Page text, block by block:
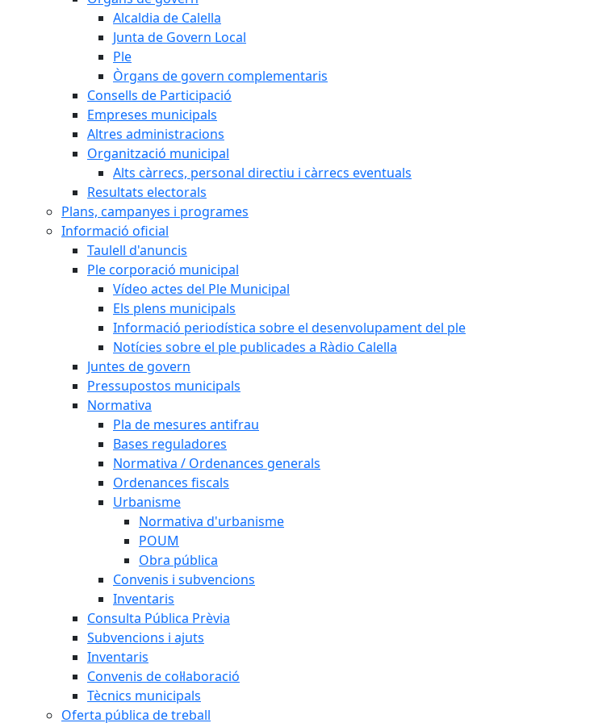
Alcaldia de Calella
Junta de Govern Local
Ple
Òrgans de govern complementaris
Consells de Participació
Empreses municipals
Altres administracions
Organització municipal
Alts càrrecs, personal directiu i càrrecs eventuals
Resultats electorals
Plans, campanyes i programes
Informació oficial
Taulell d'anuncis
Ple corporació municipal
Vídeo actes del Ple Municipal
Els plens municipals
Informació periodística sobre el desenvolupament del ple
Notícies sobre el ple publicades a Ràdio Calella
Juntes de govern
Pressupostos municipals
Normativa
Pla de mesures antifrau
Bases reguladores
Normativa / Ordenances generals
Ordenances fiscals
Urbanisme
Normativa d'urbanisme
POUM
Obra pública
Convenis i subvencions
Inventaris
Consulta Pública Prèvia
Subvencions i ajuts
Inventaris
Convenis de col·laboració
Tècnics municipals
Oferta pública de treball